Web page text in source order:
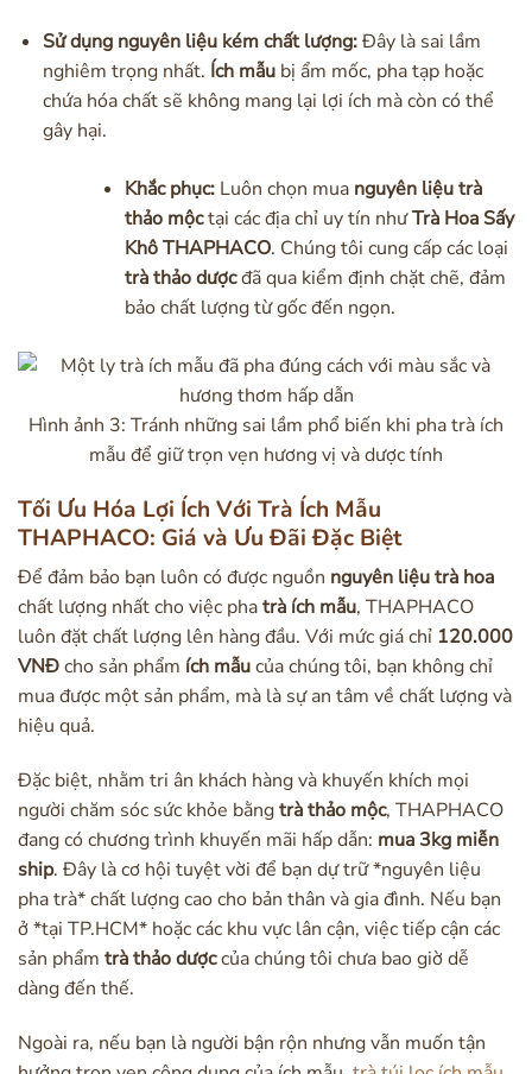
Sử dụng nguyên liệu kém chất lượng:Đây là sai lầm
nghiêm trọng nhất. Ích mẫubị ẩm mốc, pha tạp hoặc
chứa hóa chất sẽ không mang lại lợi ích mà còn có thể
gây hại.
Khắc phục:Luôn chọn mua nguyên liệu trà
thảo mộctại các địa chỉ uy tín nhưTrà Hoa Sấy
Khô THAPHACO. Chúng tôi cung cấp các loại
trà thảo dượcđã qua kiểm định chặt chẽ, đảm
bảo chất lượng từ gốc đến ngọn.
Hình ảnh 3: Tránh những sai lầm phổ biến khi pha trà ích
mẫu để giữ trọn vẹn hương vị và dược tính
Tối Ưu Hóa Lợi Ích Với Trà Ích Mẫu
THAPHACO: Giá và Ưu Đãi Đặc Biệt
Để đảm bảo bạn luôn có được nguồn nguyên liệu trà hoa
chất lượng nhất cho việc phatrà ích mẫu, THAPHACO
luôn đặt chất lượng lên hàng đầu. Với mức giá chỉ 120.000
VNĐcho sản phẩm ích mẫucủa chúng tôi, bạn không chỉ
mua được một sản phẩm, mà là sự an tâm về chất lượng và
hiệu quả.
Đặc biệt, nhằm tri ân khách hàng và khuyến khích mọi
người chăm sóc sức khỏe bằngtrà thảo mộc, THAPHACO
đang có chương trình khuyến mãi hấp dẫn: mua 3kg miễn
ship. Đây là cơ hội tuyệt vời để bạn dự trữ *nguyên liệu
pha trà* chất lượng cao cho bản thân và gia đình. Nếu bạn
ở *tại TP.HCM* hoặc các khu vực lân cận, việc tiếp cận các
sản phẩm trà thảo dượccủa chúng tôi chưa bao giờ dễ
dàng đến thế.
Ngoài ra, nếu bạn là người bận rộn nhưng vẫn muốn tận